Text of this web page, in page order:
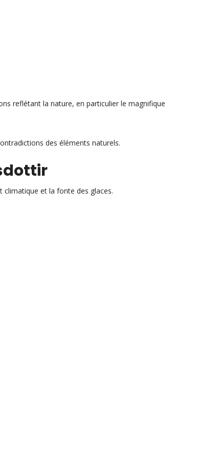
reflétant la nature, en particulier le magnifique
des éléments naturels.
climatique et la fonte des glaces.